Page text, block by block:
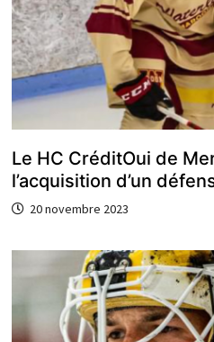
Le HC CréditOui de
l’acquisition d’un
20 novembre 2023